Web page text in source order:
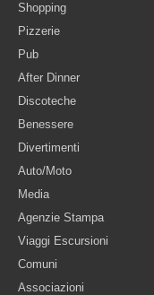
Shopping
Pizzerie
Pub
After Dinner
Discoteche
Benessere
Divertimenti
Auto/Moto
Media
Agenzie Stampa
Viaggi Escursioni
Comuni
Associazioni